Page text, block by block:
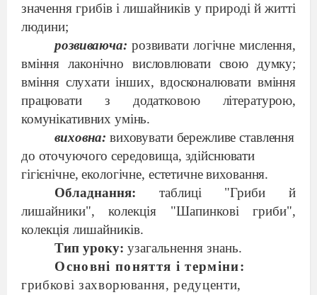
значення грибів і лишайників у природі й житті
людини;
розвиваюча: розвивати логічне мислення,
вміння лаконічно висловлювати свою думку;
вміння слухати інших, вдосконалювати вміння
працювати з додатковою літературою,
комунікативних умінь.
виховна: виховувати бережливе ставлення
до оточуючого середовища, здійснювати
гігієнічне, екологічне, естетичне виховання.
Обладнання: таблиці "Гриби й
лишайники", колекція "Шапинкові гриби",
колекція лишайників.
Тип уроку:узагальнення знань.
Основні поняття і терміни:
грибкові захворювання, редуценти,